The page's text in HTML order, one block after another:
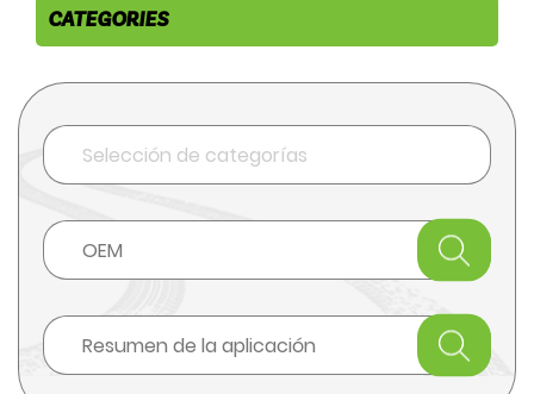
CATEGORIES